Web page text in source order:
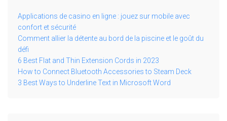
Applications de casino en ligne : jouez sur mobile avec
confort et sécurité
Comment allier la détente au bord de la piscine et le goût du
défi
6 Best Flat and Thin Extension Cords in 2023
How to Connect Bluetooth Accessories to Steam Deck
3 Best Ways to Underline Text in Microsoft Word